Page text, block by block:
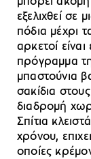
εξελιχθεί σε
πόδια μέχρι
αρκετοί
πρόγραμμα
μπαστούνια
σακίδια
διαδρομή
Σπίτια
χρόνου,
οποίες